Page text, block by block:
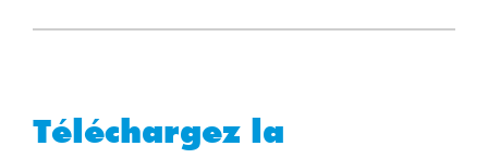
Téléchargez la